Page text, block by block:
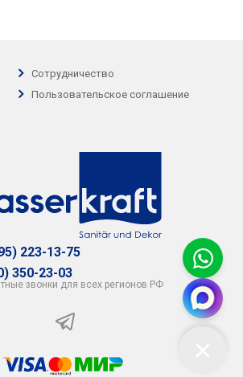
Сотрудничество
Пользовательское соглашение
223-13-75
350-23-03
звонки для всех регионов РФ